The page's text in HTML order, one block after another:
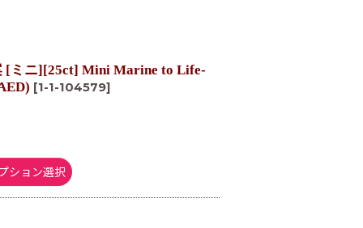
[ミニ][25ct] Mini Marine to Life-
[1-1-104579]
ション選択